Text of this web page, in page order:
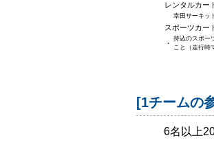
レンタルカー
幸田サーキッ
スポーツカー
・
持込のスポー
こと（走行時
[1チームの
6名以上